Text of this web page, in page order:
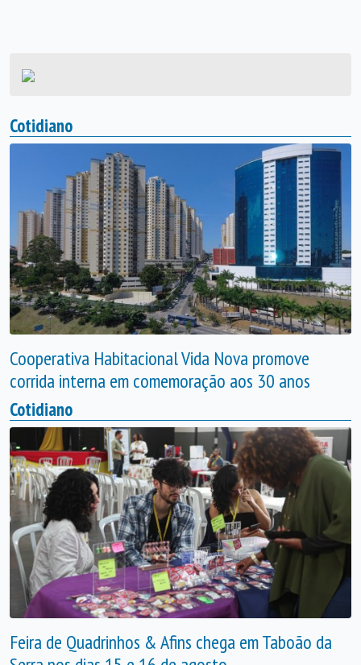
Cotidiano
Cooperativa Habitacional Vida Nova promove
corrida interna em comemoração aos 30 anos
Cotidiano
Feira de Quadrinhos & Afins chega em Taboão da